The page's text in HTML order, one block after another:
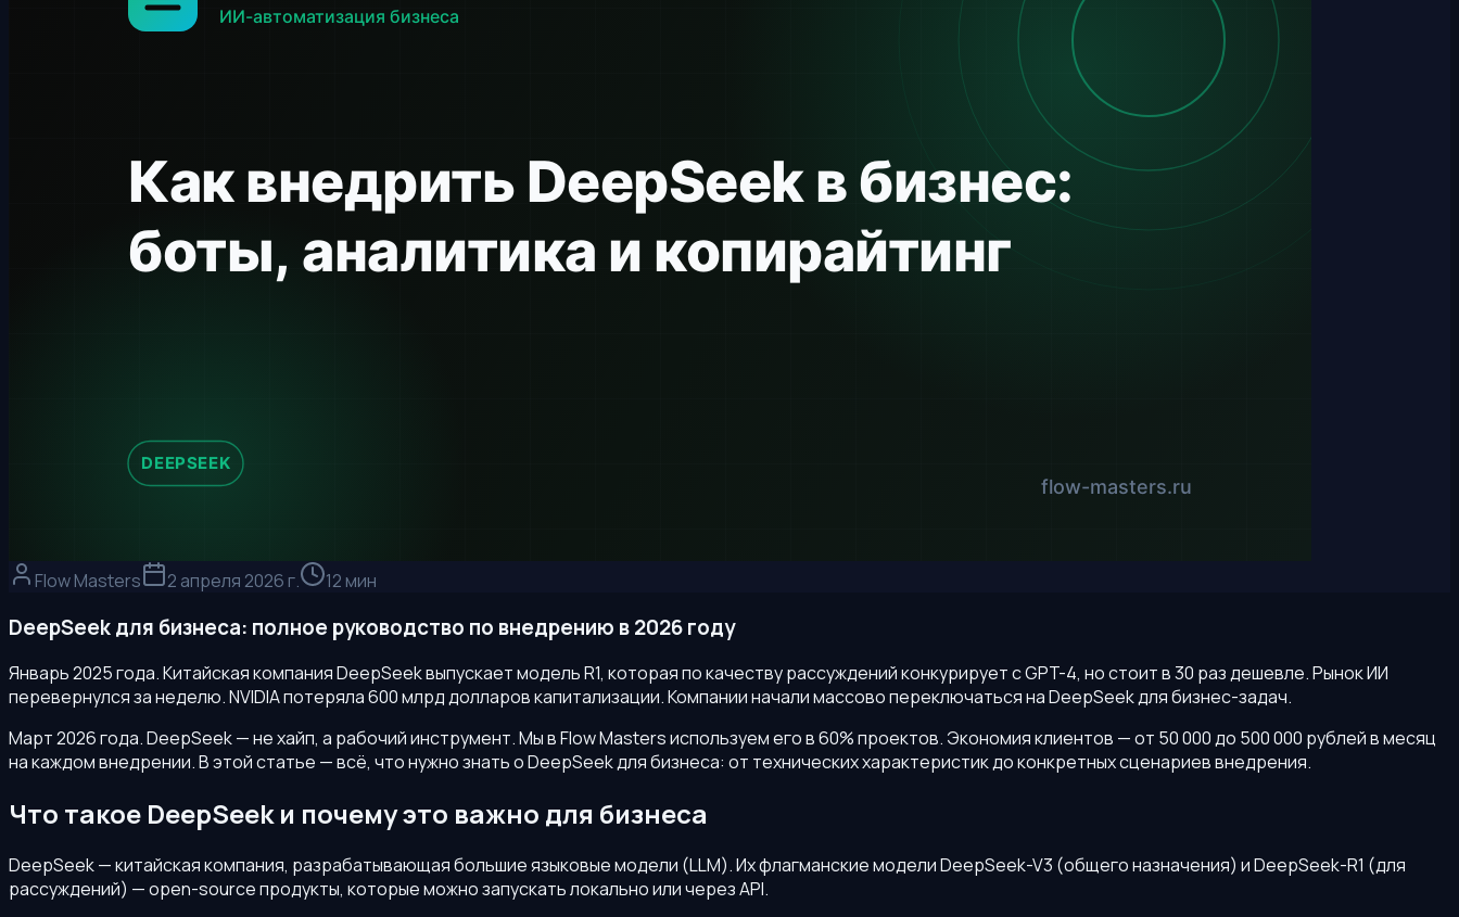
Flow Masters 2 апреля 2026 г. 12 мин
DeepSeek для бизнеса: полное руководство по внедрению в 2026 году
Январь 2025 года. Китайская компания DeepSeek выпускает модель R1, которая по качеству рассуждений конкурирует с GPT-4, но стоит в 30 раз дешевле. Рынок ИИ
перевернулся за неделю. NVIDIA потеряла 600 млрд долларов капитализации. Компании начали массово переключаться на DeepSeek для бизнес-задач.
Март 2026 года. DeepSeek — не хайп, а рабочий инструмент. Мы в Flow Masters используем его в 60% проектов. Экономия клиентов — от 50 000 до 500 000 рублей в месяц
на каждом внедрении. В этой статье — всё, что нужно знать о DeepSeek для бизнеса: от технических характеристик до конкретных сценариев внедрения.
Что такое DeepSeek и почему это важно для бизнеса
DeepSeek — китайская компания, разрабатывающая большие языковые модели (LLM). Их флагманские модели DeepSeek-V3 (общего назначения) и DeepSeek-R1 (для
рассуждений) — open-source продукты, которые можно запускать локально или через API.